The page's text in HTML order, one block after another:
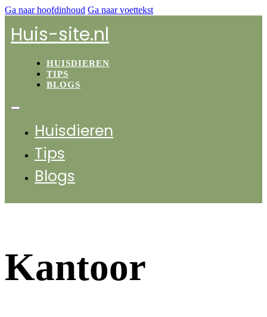
Ga naar hoofdinhoud Ga naar voettekst
Huis-site.nl
HUISDIEREN
TIPS
BLOGS
Huisdieren
Tips
Blogs
Kantoor